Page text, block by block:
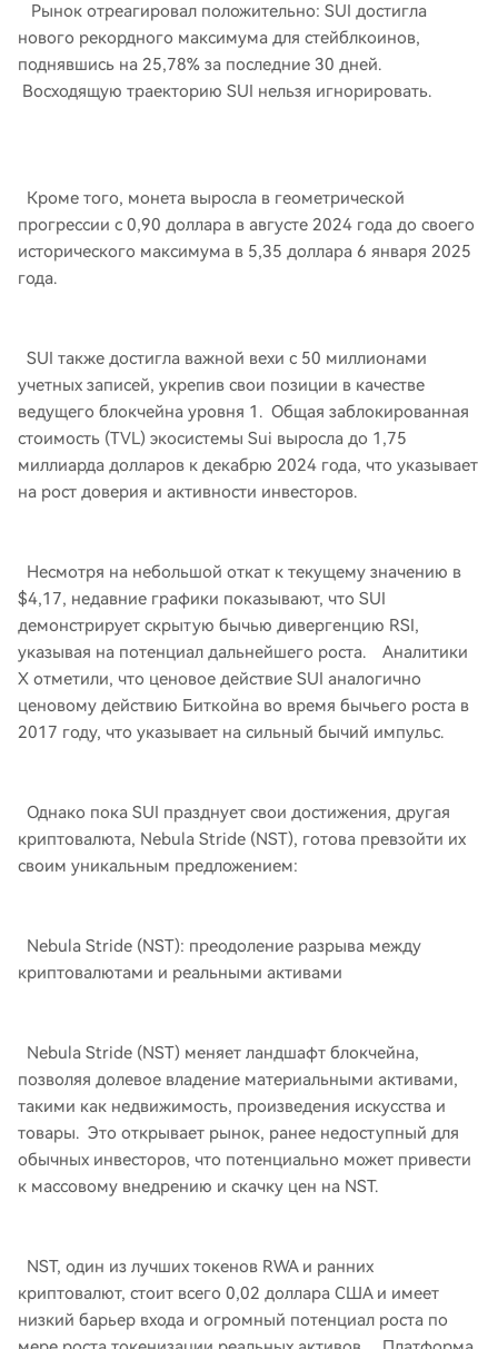
Рынок отреагировал положительно: SUI достигла
нового рекордного максимума для стейблкоинов,
поднявшись на 25,78% за последние 30 дней.
Восходящую траекторию SUI нельзя игнорировать.
Кроме того, монета выросла в геометрической
прогрессии с 0,90 доллара в августе 2024 года до своего
исторического максимума в 5,35 доллара 6 января 2025
года.
SUI также достигла важной вехи с 50 миллионами
учетных записей, укрепив свои позиции в качестве
ведущего блокчейна уровня 1. Общая заблокированная
стоимость (TVL) экосистемы Sui выросла до 1,75
миллиарда долларов к декабрю 2024 года, что указывает
на рост доверия и активности инвесторов.
Несмотря на небольшой откат к текущему значению в
$4,17, недавние графики показывают, что SUI
демонстрирует скрытую бычью дивергенцию RSI,
указывая на потенциал дальнейшего роста. Аналитики
X отметили, что ценовое действие SUI аналогично
ценовому действию Биткойна во время бычьего роста в
2017 году, что указывает на сильный бычий импульс.
Однако пока SUI празднует свои достижения, другая
криптовалюта, Nebula Stride (NST), готова превзойти их
своим уникальным предложением:
Nebula Stride (NST): преодоление разрыва между
криптовалютами и реальными активами
Nebula Stride (NST) меняет ландшафт блокчейна,
позволяя долевое владение материальными активами,
такими как недвижимость, произведения искусства и
товары. Это открывает рынок, ранее недоступный для
обычных инвесторов, что потенциально может привести
к массовому внедрению и скачку цен на NST.
NST, один из лучших токенов RWA и ранних
криптовалют, стоит всего 0,02 доллара США и имеет
низкий барьер входа и огромный потенциал роста по